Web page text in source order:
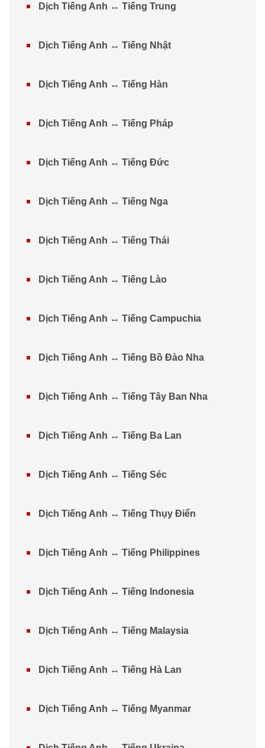
Dịch Tiếng Anh ↔ Tiếng Trung
Dịch Tiếng Anh ↔ Tiếng Nhật
Dịch Tiếng Anh ↔ Tiếng Hàn
Dịch Tiếng Anh ↔ Tiếng Pháp
Dịch Tiếng Anh ↔ Tiếng Đức
Dịch Tiếng Anh ↔ Tiếng Nga
Dịch Tiếng Anh ↔ Tiếng Thái
Dịch Tiếng Anh ↔ Tiếng Lào
Dịch Tiếng Anh ↔ Tiếng Campuchia
Dịch Tiếng Anh ↔ Tiếng Bồ Đào Nha
Dịch Tiếng Anh ↔ Tiếng Tây Ban Nha
Dịch Tiếng Anh ↔ Tiếng Ba Lan
Dịch Tiếng Anh ↔ Tiếng Séc
Dịch Tiếng Anh ↔ Tiếng Thụy Điển
Dịch Tiếng Anh ↔ Tiếng Philippines
Dịch Tiếng Anh ↔ Tiếng Indonesia
Dịch Tiếng Anh ↔ Tiếng Malaysia
Dịch Tiếng Anh ↔ Tiếng Hà Lan
Dịch Tiếng Anh ↔ Tiếng Myanmar